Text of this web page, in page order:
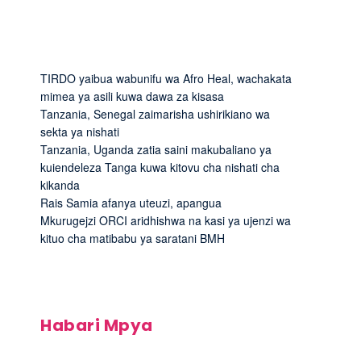
TIRDO yaibua wabunifu wa Afro Heal, wachakata
mimea ya asili kuwa dawa za kisasa
Tanzania, Senegal zaimarisha ushirikiano wa
sekta ya nishati
Tanzania, Uganda zatia saini makubaliano ya
kuiendeleza Tanga kuwa kitovu cha nishati cha
kikanda
Rais Samia afanya uteuzi, apangua
Mkurugejzi ORCI aridhishwa na kasi ya ujenzi wa
kituo cha matibabu ya saratani BMH
Habari Mpya